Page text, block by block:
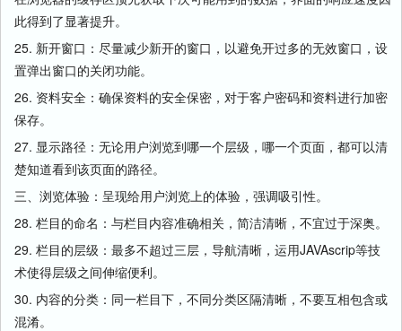
此得到了显著提升。
25. 新开窗口：尽量减少新开的窗口，以避免开过多的无效窗口，设
置弹出窗口的关闭功能。
26. 资料安全：确保资料的安全保密，对于客户密码和资料进行加密
保存。
27. 显示路径：无论用户浏览到哪一个层级，哪一个页面，都可以清
楚知道看到该页面的路径。
三、浏览体验：呈现给用户浏览上的体验，强调吸引性。
28. 栏目的命名：与栏目内容准确相关，简洁清晰，不宜过于深奥。
29. 栏目的层级：最多不超过三层，导航清晰，运用JAVAscrip等技
术使得层级之间伸缩便利。
30. 内容的分类：同一栏目下，不同分类区隔清晰，不要互相包含或
混淆。